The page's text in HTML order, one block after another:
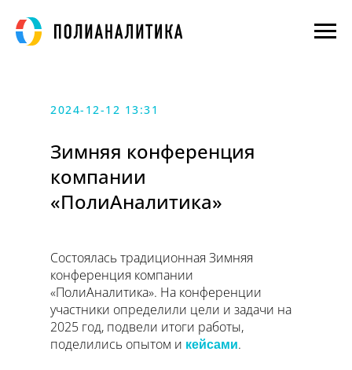
2024-12-12 13:31
Зимняя конференция
компании
«ПолиАналитика»
Состоялась традиционная Зимняя
конференция компании
«ПолиАналитика». На конференции
участники определили цели и задачи на
2025 год, подвели итоги работы,
поделились опытом и кейсами.